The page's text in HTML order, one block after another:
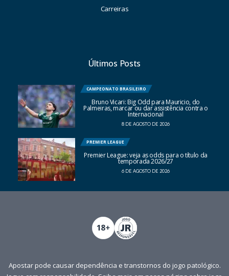
Carreiras
Últimos Posts
CAMPEONATO BRASILEIRO
Bruno Vicari: Big Odd para Mauricio, do
Palmeiras, marcar ou dar assistência contra o
Internacional
8 DE AGOSTO DE 2026
PREMIER LEAGUE
Premier League: veja as odds para o título da
temporada 2026/27
6 DE AGOSTO DE 2026
Apostar pode causar dependência e transtornos do jogo patológico.